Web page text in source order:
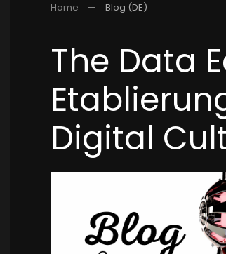
Home Blog (DE)
The Data
Digital